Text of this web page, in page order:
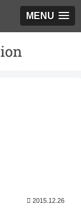
MENU
2015.12.26